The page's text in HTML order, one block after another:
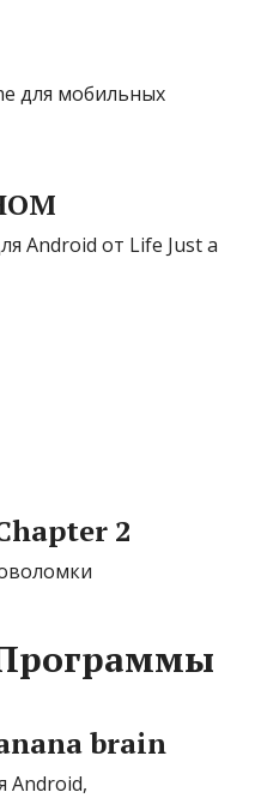
для мобильных
Android от Life Just a
2
brain
Android,